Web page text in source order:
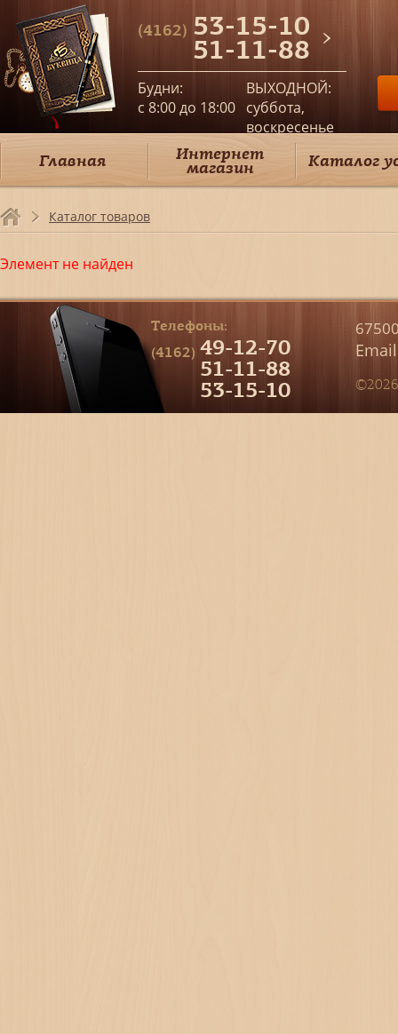
(4162) 53-15-10
51-11-88
Будни:
c 8:00 до 18:00
ВЫХОДНОЙ:
суббота,
воскресенье
Главная Интернет
магазин Каталог
Каталог товаров
Элемент не найден
Телефоны:
(4162) 49-12-70
51-11-88
53-15-10